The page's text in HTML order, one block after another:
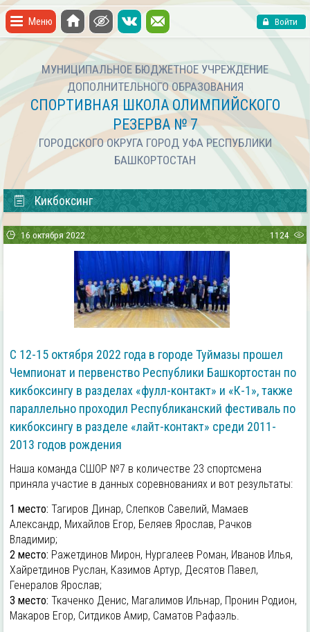
Меню Войти
МУНИЦИПАЛЬНОЕ БЮДЖЕТНОЕ УЧРЕЖДЕНИЕ
ДОПОЛНИТЕЛЬНОГО ОБРАЗОВАНИЯ
СПОРТИВНАЯ ШКОЛА ОЛИМПИЙСКОГО
РЕЗЕРВА № 7
ГОРОДСКОГО ОКРУГА ГОРОД УФА РЕСПУБЛИКИ
БАШКОРТОСТАН
Кикбоксинг
16 октября 2022 1124
С 12-15 октября 2022 года в городе Туймазы прошел
Чемпионат и первенство Республики Башкортостан по
кикбоксингу в разделах «фулл-контакт» и «К-1», также
параллельно проходил Республиканский фестиваль по
кикбоксингу в разделе «лайт-контакт» среди 2011-
2013 годов рождения
Наша команда СШОР №7 в количестве 23 спортсмена
приняла участие в данных соревнованиях и вот результаты:
1 место: Тагиров Динар, Слепков Савелий, Мамаев
Александр, Михайлов Егор, Беляев Ярослав, Рачков
Владимир;
2 место: Ражетдинов Мирон, Нургалеев Роман, Иванов Илья,
Хайретдинов Руслан, Казимов Артур, Десятов Павел,
Генералов Ярослав;
3 место: Ткаченко Денис, Магалимов Ильнар, Пронин Родион,
Макаров Егор, Ситдиков Амир, Саматов Рафаэль.